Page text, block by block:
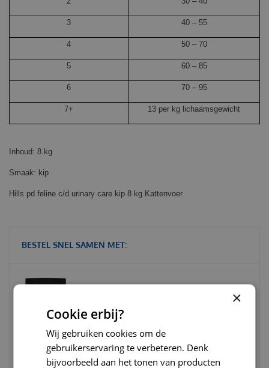
3 40 – 55
4 50 – 70
5 60 – 85
6 70 – 95
7+ 13 per kg lichaamsgewicht
Inhoud: 8 kg
Smaak: kip
Hills pd feline c/d urinary care kip 8 kg Kattenvoer
BESTEL SNEL SAMEN MET:
99 € 20,99
×
Cookie erbij?
Wij gebruiken cookies om de
gebruikerservaring te verbeteren. Denk
bijvoorbeeld aan het tonen van producten